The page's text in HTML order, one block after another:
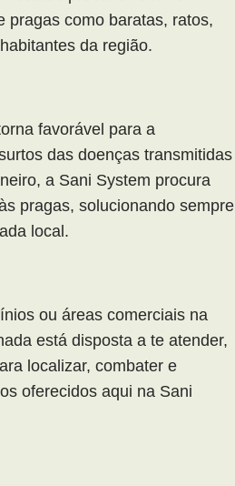
pragas como baratas, ratos,
da região.
favorável para a
das doenças transmitidas
a Sani System procura
pragas, solucionando sempre
local.
ou áreas comerciais na
está disposta a te atender,
localizar, combater e
oferecidos aqui na Sani